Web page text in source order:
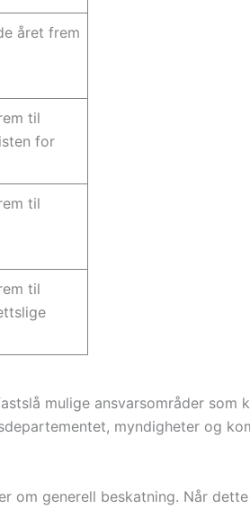
året frem
til
for
til
til
mulige ansvarsområder som
myndigheter og
om generell beskatning. Når